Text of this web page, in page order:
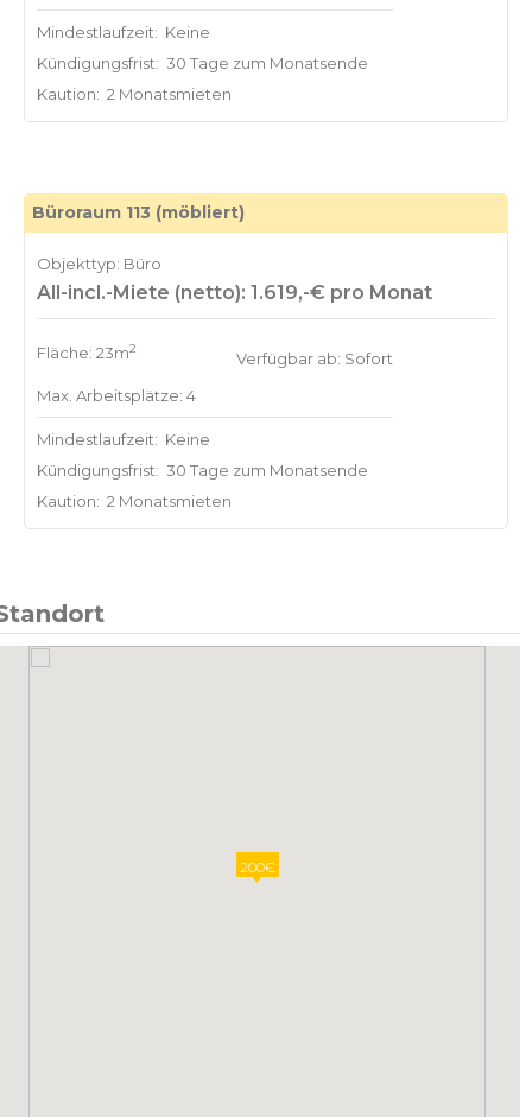
Mindestlaufzeit: Keine
Kündigungsfrist: 30 Tage zum Monatsende
Kaution: 2 Monatsmieten
Büroraum 113 (möbliert)
Objekttyp: Büro
All-incl.-Miete (netto): 1.619,-€ pro Monat
Fläche: 23m2
Max. Arbeitsplätze: 4
Verfügbar ab: Sofort
Mindestlaufzeit: Keine
Kündigungsfrist: 30 Tage zum Monatsende
Kaution: 2 Monatsmieten
200€